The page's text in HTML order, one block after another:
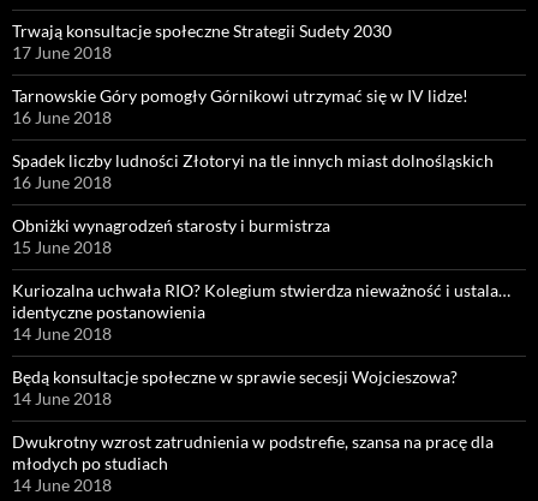
Trwają konsultacje społeczne Strategii Sudety 2030
17 June 2018
Tarnowskie Góry pomogły Górnikowi utrzymać się w IV lidze!
16 June 2018
Spadek liczby ludności Złotoryi na tle innych miast dolnośląskich
16 June 2018
Obniżki wynagrodzeń starosty i burmistrza
15 June 2018
Kuriozalna uchwała RIO? Kolegium stwierdza nieważność i ustala…
identyczne postanowienia
14 June 2018
Będą konsultacje społeczne w sprawie secesji Wojcieszowa?
14 June 2018
Dwukrotny wzrost zatrudnienia w podstrefie, szansa na pracę dla
młodych po studiach
14 June 2018